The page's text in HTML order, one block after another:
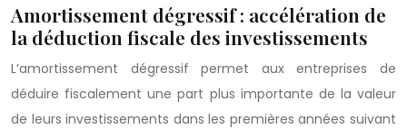
Amortissement dégressif : accélération de
la déduction fiscale des investissements
L’amortissement dégressif permet aux entreprises de
déduire fiscalement une part plus importante de la valeur
de leurs investissements dans les premières années suivant